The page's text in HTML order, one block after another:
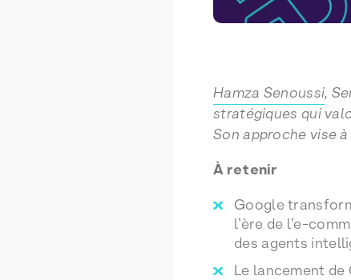
Hamza Senoussi,
stratégiques qui
Son approche vise
À retenir
Google
l’ère de l’e-
des agents
Le lancement